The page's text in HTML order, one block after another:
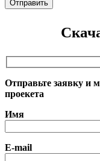
Отправьте заявку и
проекета
Имя
E-mail